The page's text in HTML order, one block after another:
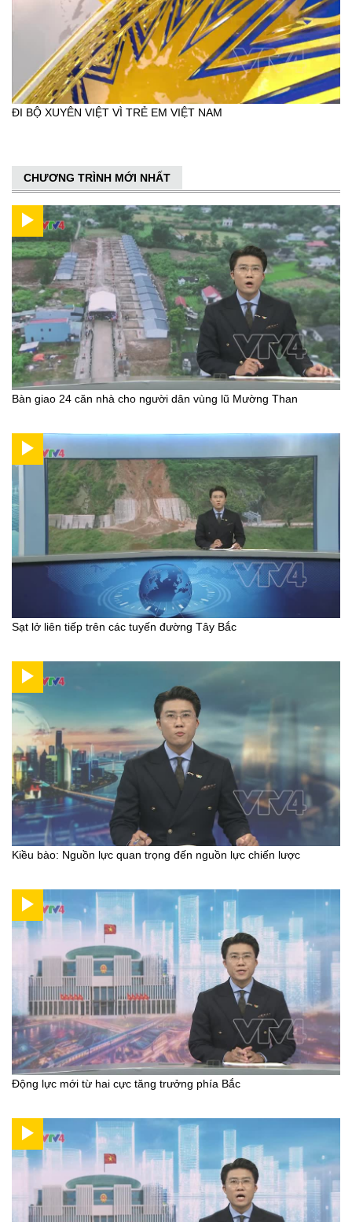
ĐI BỘ XUYÊN VIỆT VÌ TRẺ EM VIỆT NAM
CHƯƠNG TRÌNH MỚI NHẤT
Bàn giao 24 căn nhà cho người dân vùng lũ Mường Than
Sạt lở liên tiếp trên các tuyến đường Tây Bắc
Kiều bào: Nguồn lực quan trọng đến nguồn lực chiến lược
Động lực mới từ hai cực tăng trưởng phía Bắc